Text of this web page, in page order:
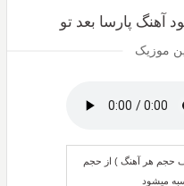
آهنگ پارسا بعد تو
موزیک
حجم هر آهنگ ) از حجم
میشود